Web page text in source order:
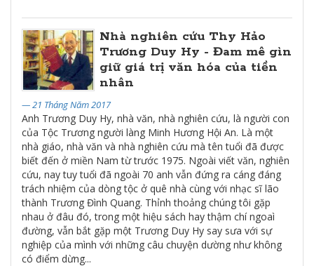
Nhà nghiên cứu Thy Hảo
Trương Duy Hy - Đam mê gìn
giữ giá trị văn hóa của tiền
nhân
— 21 Tháng Năm 2017
Anh Trương Duy Hy, nhà văn, nhà nghiên cứu, là người con
của Tộc Trương người làng Minh Hương Hội An. Là một
nhà giáo, nhà văn và nhà nghiên cứu mà tên tuổi đã được
biết đến ở miền Nam từ trước 1975. Ngoài viết văn, nghiên
cứu, nay tuy tuổi đã ngoài 70 anh vẫn đứng ra cáng đáng
trách nhiệm của dòng tộc ở quê nhà cùng với nhạc sĩ lão
thành Trương Đình Quang. Thỉnh thoảng chúng tôi gặp
nhau ở đâu đó, trong một hiệu sách hay thậm chí ngoaì
đường, vẫn bắt gặp một Trương Duy Hy say sưa với sự
nghiệp của mình với những câu chuyện dường như không
có điểm dừng...